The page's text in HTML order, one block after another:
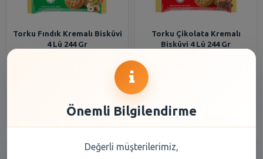
Torku Fındık Kremalı Bisküvi
4 Lü 244 Gr
Torku Çikolata Kremalı
Bisküvi 4 Lü 244 Gr
Önemli Bilgilendirme
Değerli müşterilerimiz,